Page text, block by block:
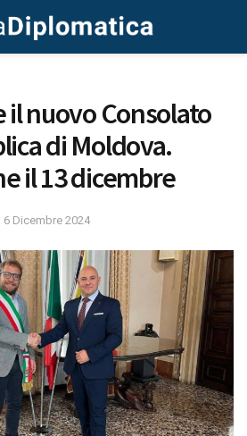
il nuovo Consolato
di Moldova.
il 13 dicembre
6 Dicembre 2024